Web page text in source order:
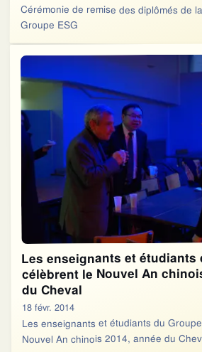
Cérémonie de remise des diplômés de
Groupe ESG
Les enseignants et étudiants
célèbrent le Nouvel An
du Cheval
18 févr. 2014
Les enseignants et étudiants du
Nouvel An chinois 2014, année du